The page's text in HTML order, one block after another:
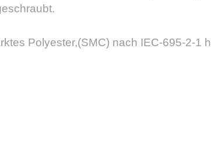
Polyester,(SMC) nach IEC-695-2-1